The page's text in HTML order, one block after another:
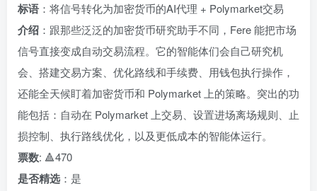
标语 ：将信号转化为加密货币的AI代理 + Polymarket交易
介绍 ：跟那些泛泛的加密货币研究助手不同，Fere 能把市场
信号直接变成自动交易流程。它的智能体们会自己研究机
会、搭建交易方案、优化路线和手续费、用钱包执行操作，
还能全天候盯着加密货币和 Polymarket 上的策略。突出的功
能包括：自动在 Polymarket 上交易、设置进场离场规则、止
损控制、执行路线优化，以及更低成本的智能体运行。
票数: 🔺470
是否精选 ：是